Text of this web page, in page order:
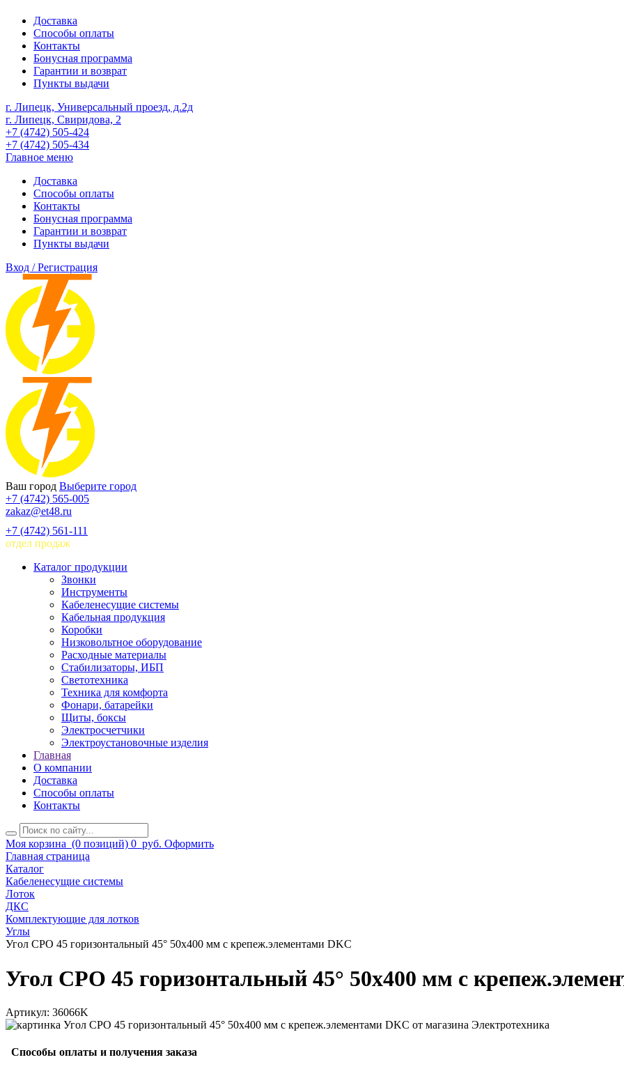
Доставка
Способы оплаты
Контакты
Бонусная программа
Гарантии и возврат
Пункты выдачи
г. Липецк, Универсальный проезд, д.2д
г. Липецк, Свиридова, 2
+7 (4742) 505-424
+7 (4742) 505-434
Главное меню
Доставка
Способы оплаты
Контакты
Бонусная программа
Гарантии и возврат
Пункты выдачи
Вход / Регистрация
Ваш город Выберите город
+7 (4742) 565-005
zakaz@et48.ru
+7 (4742) 561-111
отдел продаж
Каталог продукции
Звонки
Инструменты
Кабеленесущие системы
Кабельная продукция
Коробки
Низковольтное оборудование
Расходные материалы
Стабилизаторы, ИБП
Светотехника
Техника для комфорта
Фонари, батарейки
Щиты, боксы
Электросчетчики
Электроустановочные изделия
Главная
О компании
Доставка
Способы оплаты
Контакты
Моя корзина (0 позиций) 0 руб. Оформить
Главная страница
Каталог
Кабеленесущие системы
Лоток
ДКС
Комплектующие для лотков
Углы
Угол CPO 45 горизонтальный 45° 50х400 мм с крепеж.элементами DKC
Угол CPO 45 горизонтальный 45° 50х400 мм с
Артикул: 36066K
Способы оплаты и получения заказа